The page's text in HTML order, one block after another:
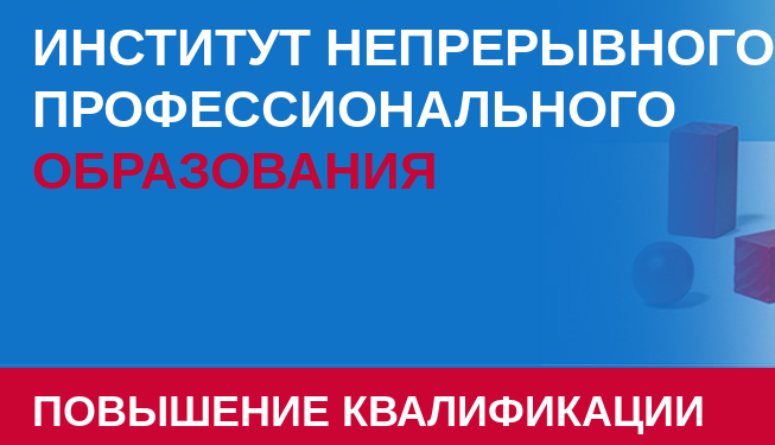
ИНСТИТУТ НЕПРЕРЫВНОГО
ПРОФЕССИОНАЛЬНОГО
ОБРАЗОВАНИЯ
ПОВЫШЕНИЕ КВАЛИФИКАЦИИ